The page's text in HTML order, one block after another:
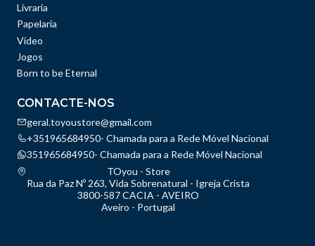
Livraria
Papelaria
Vídeo
Jogos
Born to be Eternal
CONTACTE-NOS
geral.toyoustore@gmail.com
+351965684950- Chamada para a Rede Móvel Nacional
351965684950- Chamada para a Rede Móvel Nacional
TOyou - Store
Rua da Paz Nº 263, Vida Sobrenatural - Igreja Crista
3800-587 CACIA - AVEIRO
Aveiro - Portugal